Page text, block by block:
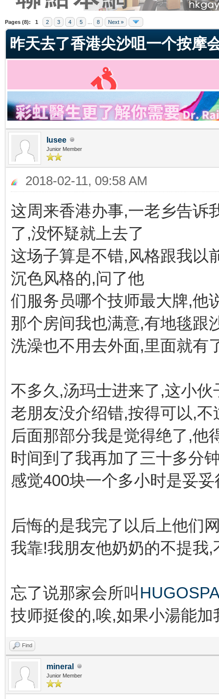
Pages (8): 1 2 3 4 5 8 Next »
昨天去了香港尖沙咀一个按摩
Iusee
Junior Member
2018-02-11, 09:58 AM
这周来香港办事,一老乡告诉
了,没怀疑就上去了
这场子算是不错,风格跟我以
沉色风格的,问了他
们服务员哪个技师最大牌,他
那个房间我也满意,有地毯跟
洗澡也不用去外面,里面就有
不多久,汤玛士进来了,这小
老朋友没介绍错,按得可以,
后面那部分我是觉得绝了,他
时间到了我再加了三十多分
感觉400块一个多小时是妥
后悔的是我完了以后上他们
我靠!我朋友他奶奶的不提我
忘了说那家会所叫
技师挺俊的,唉,如果小湯能
Find
mineral
Junior Member